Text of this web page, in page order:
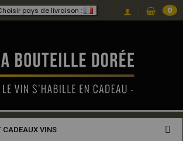
pays de livraison : 0
CADEAUX VINS